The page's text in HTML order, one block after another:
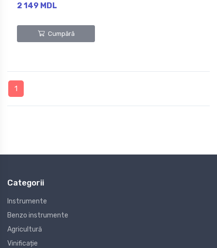
2 149 MDL
Cumpără
1
Categorii
Instrumente
Benzo instrumente
Agricultură
Vinificație